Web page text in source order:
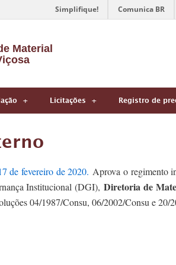
Simplifique! Comunica BR
Material
Licitações Registro de
de fevereiro de 2020. Aprova o regimento
Institucional (DGI),Diretoria de
04/1987/Consu, 06/2002/Consu e 20/